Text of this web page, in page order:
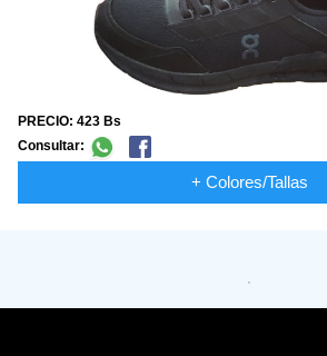
PRECIO: 423 Bs
Consultar:
+ Colores/Tallas